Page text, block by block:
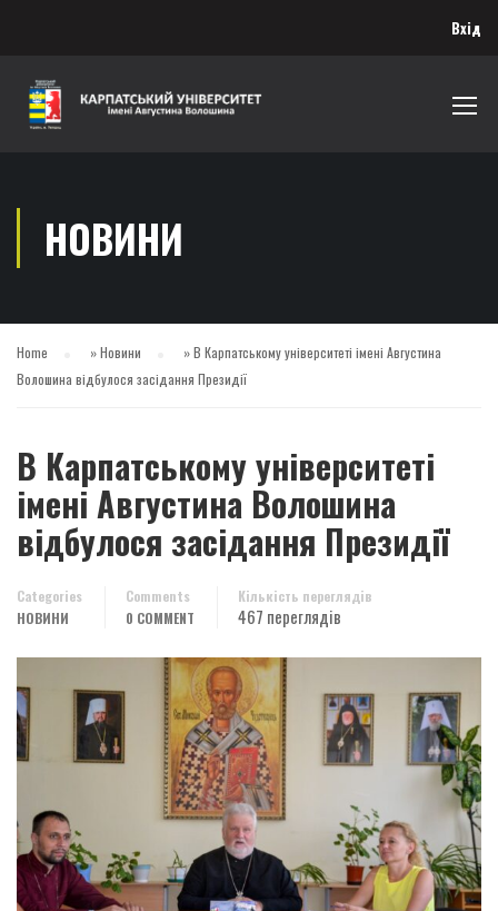
Вхід
НОВИНИ
Home »Новини »В Карпатському університеті імені Августина
Волошина відбулося засідання Президії
В Карпатському університеті
імені Августина Волошина
відбулося засідання Президії
Categories
НОВИНИ
Comments
0 COMMENT
Кількість переглядів
467 переглядів